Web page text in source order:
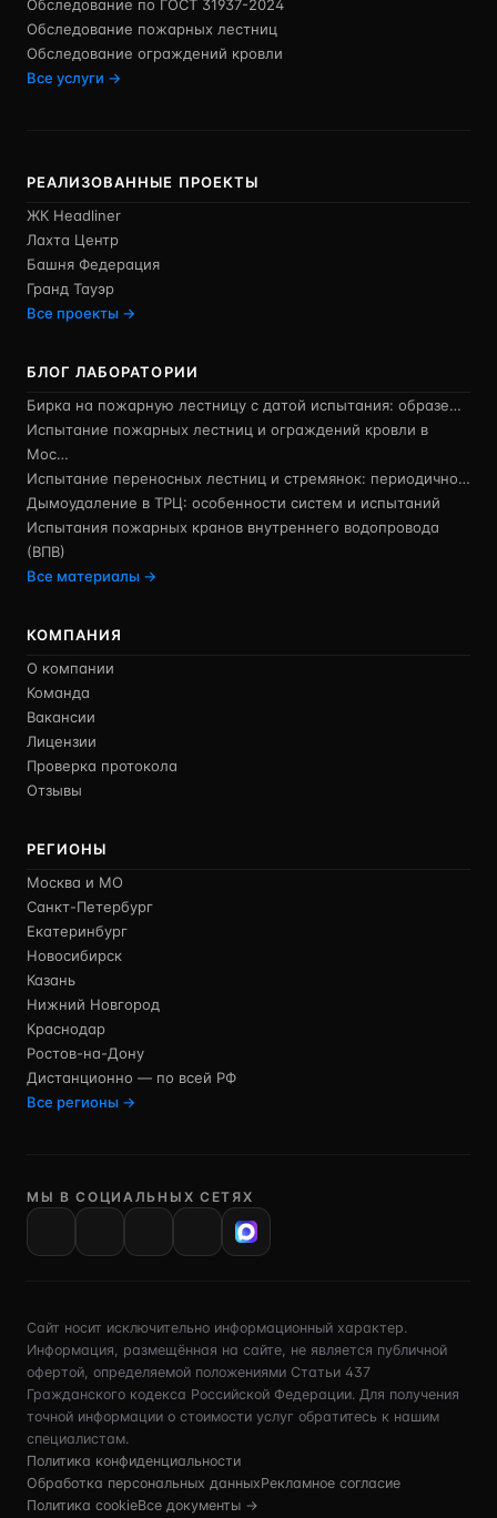
Обследование по ГОСТ 31937-2024
Обследование пожарных лестниц
Обследование ограждений кровли
Все услуги →
РЕАЛИЗОВАННЫЕ ПРОЕКТЫ
ЖК Headliner
Лахта Центр
Башня Федерация
Гранд Тауэр
Все проекты →
БЛОГ ЛАБОРАТОРИИ
Бирка на пожарную лестницу с датой испытания: образе…
Испытание пожарных лестниц и ограждений кровли в
Мос…
Испытание переносных лестниц и стремянок: периодично…
Дымоудаление в ТРЦ: особенности систем и испытаний
Испытания пожарных кранов внутреннего водопровода
(ВПВ)
Все материалы →
КОМПАНИЯ
О компании
Команда
Вакансии
Лицензии
Проверка протокола
Отзывы
РЕГИОНЫ
Москва и МО
Санкт-Петербург
Екатеринбург
Новосибирск
Казань
Нижний Новгород
Краснодар
Ростов-на-Дону
Дистанционно — по всей РФ
Все регионы →
МЫ В СОЦИАЛЬНЫХ СЕТЯХ
Сайт носит исключительно информационный характер.
Информация, размещённая на сайте, не является публичной
офертой, определяемой положениями Статьи 437
Гражданского кодекса Российской Федерации. Для получения
точной информации о стоимости услуг обратитесь к нашим
специалистам.
Политика конфиденциальности
Обработка персональных данныхРекламное согласие
Политика cookieВсе документы →